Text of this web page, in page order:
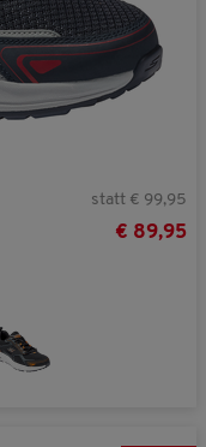
statt € 99,95
€ 89,95